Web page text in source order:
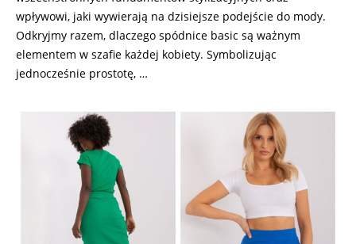
wpływowi, jaki wywierają na dzisiejsze podejście do mody.
Odkryjmy razem, dlaczego spódnice basic są ważnym
elementem w szafie każdej kobiety. Symbolizując
jednocześnie prostotę, …